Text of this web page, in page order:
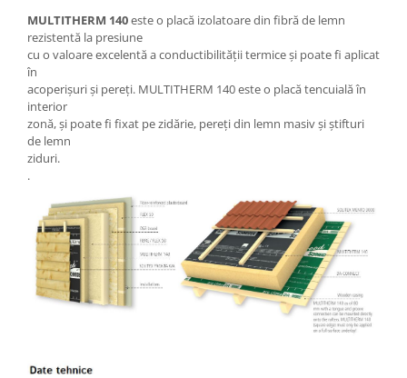
MULTITHERM 140este o placă izolatoare din fibră de lemn
rezistentă la presiune
cu o valoare excelentă a conductibilității termice și poate fi aplicat
în
acoperișuri și pereți. MULTITHERM 140 este o placă tencuială în
interior
zonă, și poate fi fixat pe zidărie, pereți din lemn masiv și știfturi
de lemn
ziduri.
.